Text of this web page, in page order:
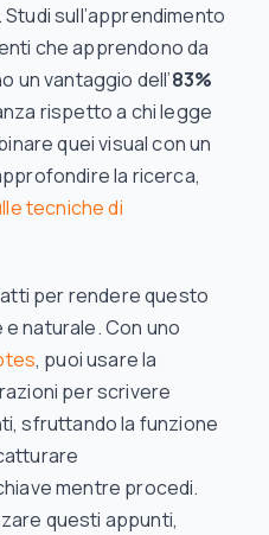
sull’apprendimento
che apprendono da
un vantaggio dell’83%
rispetto a chi legge
quei visual con un
la ricerca,
tecniche di
per rendere questo
naturale. Con uno
, puoi usare la
per scrivere
sfruttando la funzione
mentre procedi.
questi appunti,